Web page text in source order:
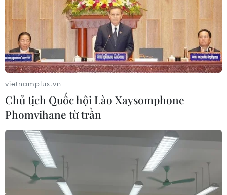
TIN CÙNG CHUYÊN MỤC
Trung Quốc công bố kế hoạch phát
triển ngành hàng không dân dụng
09/08/2026 05:12
Giá gạo Việt Nam đi ngược xu hướng
với các nước xuất khẩu lớn
vietnamplus.vn
Chủ tịch Quốc hội Lào Xaysomphone
Phomvihane từ trần